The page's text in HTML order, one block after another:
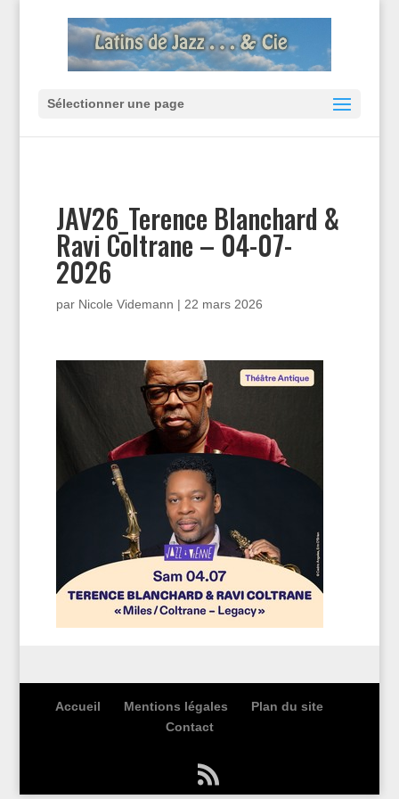
Sélectionner une page
JAV26_Terence Blanchard &
Ravi Coltrane – 04-07-
2026
par Nicole Videmann | 22 mars 2026
Accueil Mentions légales
Plan du site
Contact